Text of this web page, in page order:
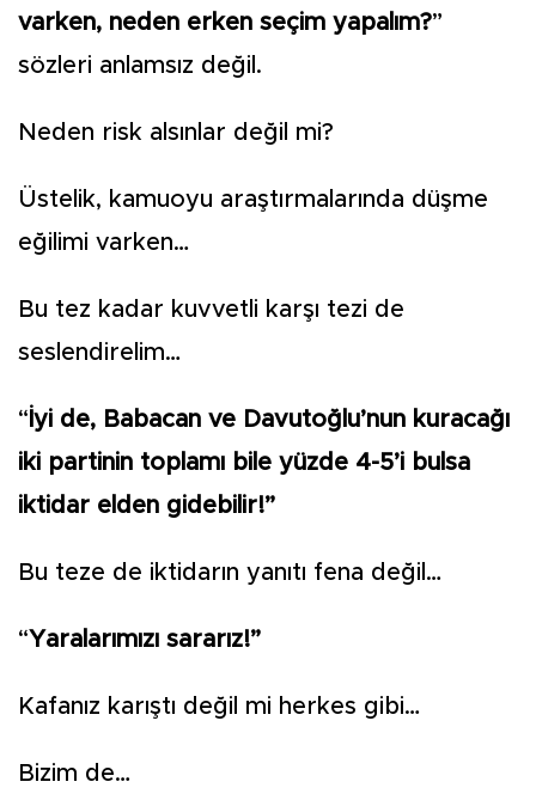
varken, neden erken seçim yapalım?”
sözleri anlamsız değil.
Neden risk alsınlar değil mi?
Üstelik, kamuoyu araştırmalarında düşme
eğilimi varken…
Bu tez kadar kuvvetli karşı tezi de
seslendirelim…
“ İyi de, Babacan ve Davutoğlu’nun kuracağı
iki partinin toplamı bile yüzde 4-5’i bulsa
iktidar elden gidebilir!”
Bu teze de iktidarın yanıtı fena değil…
“Yaralarımızı sararız!”
Kafanız karıştı değil mi herkes gibi…
Bizim de…